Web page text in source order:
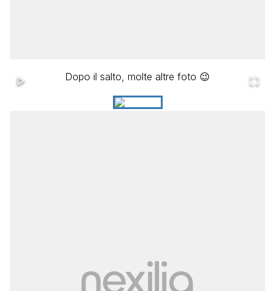
Dopo il salto, molte altre foto 😉